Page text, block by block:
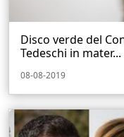
Disco verde del
Tedeschi in mater...
08-08-2019